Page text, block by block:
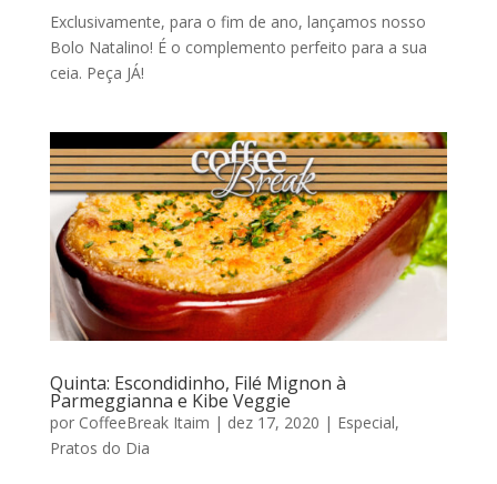
Exclusivamente, para o fim de ano, lançamos nosso
Bolo Natalino! É o complemento perfeito para a sua
ceia. Peça JÁ!
Quinta: Escondidinho, Filé Mignon à
Parmeggianna e Kibe Veggie
por CoffeeBreak Itaim | dez 17, 2020 | Especial,
Pratos do Dia